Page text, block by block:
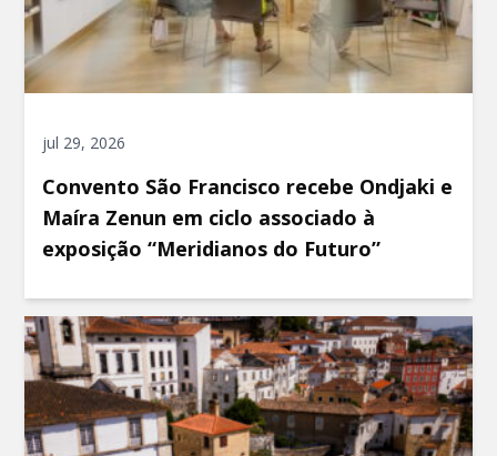
jul 29, 2026
Convento São Francisco recebe Ondjaki e
Maíra Zenun em ciclo associado à
exposição “Meridianos do Futuro”